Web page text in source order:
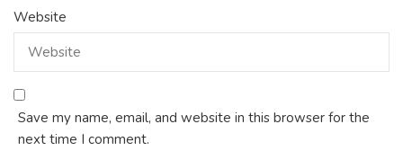
Website
Save my name, email, and website in this browser for the
next time I comment.